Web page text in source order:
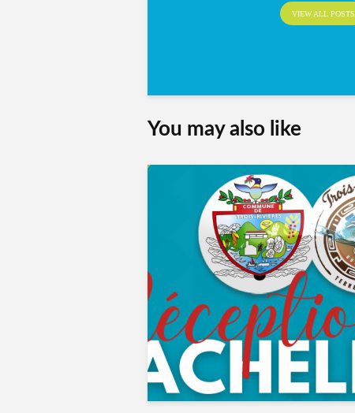
VIEW ALL POSTS
You may also like